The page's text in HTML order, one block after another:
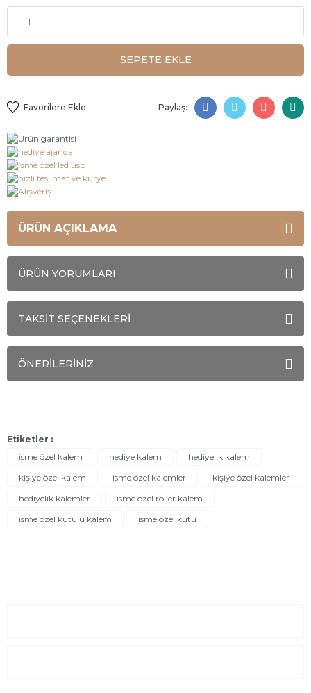
SEPETE EKLE
Paylaş:
ÜRÜN AÇIKLAMA
ÜRÜN YORUMLARI
TAKSİT SEÇENEKLERİ
ÖNERİLERİNİZ
Etiketler :
isme özel kalem
hediye kalem
hediyelik kalem
kişiye özel kalem
isme özel kalemler
kişiye özel kalemler
hediyelik kalemler
isme özel roller kalem
isme özel kutulu kalem
isme özel kutu